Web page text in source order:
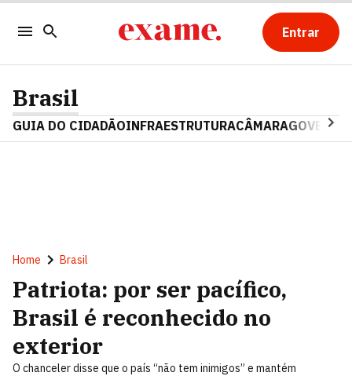
Entrar
Brasil
GUIA DO CIDADÃOINFRAESTRUTURACÂMARAGOVERNO
Home Brasil
Patriota: por ser pacífico,
Brasil é reconhecido no
exterior
O chanceler disse que o país “não tem inimigos” e mantém